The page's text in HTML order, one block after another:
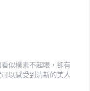
似樸素不起眼，卻有
以感受到清新的美人